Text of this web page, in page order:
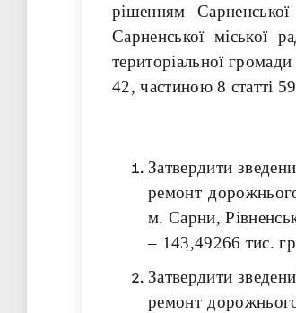
рішенням
Сарненської міської
територіальної
42, частиною 8 статті
Затвердити
ремонт
м. Сарни,
– 143,49266 тис.
Затвердити
ремонт